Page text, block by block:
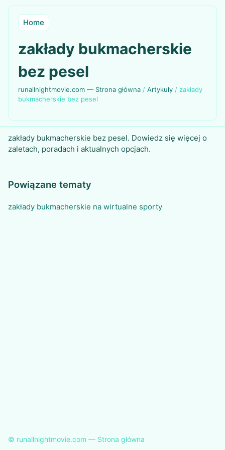
Home
zakłady bukmacherskie
bez pesel
runallnightmovie.com — Strona główna /Artykuly / zakłady
bukmacherskie bez pesel
zakłady bukmacherskie bez pesel. Dowiedz się więcej o
zaletach, poradach i aktualnych opcjach.
Powiązane tematy
zakłady bukmacherskie na wirtualne sporty
© runallnightmovie.com — Strona główna